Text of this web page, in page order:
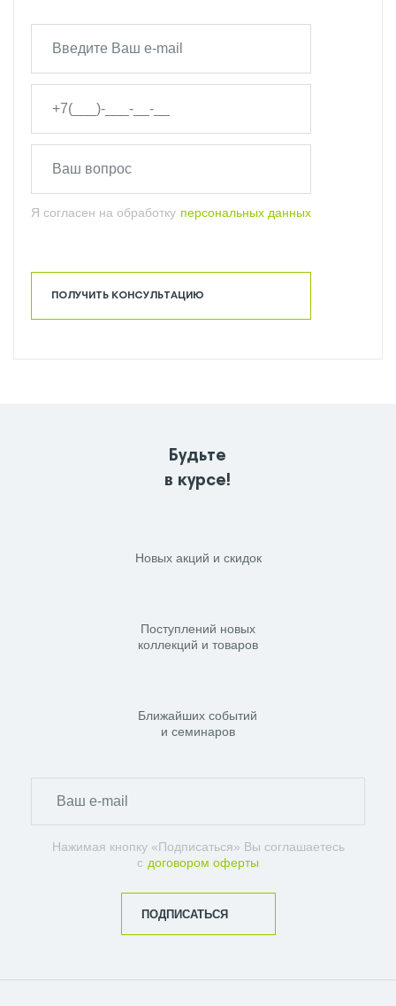
Я согласен на обработку персональных данных
ПОЛУЧИТЬ КОНСУЛЬТАЦИЮ
Будьте
в курсе!
Новых акций и скидок
Поступлений новых
коллекций и товаров
Ближайших событий
и семинаров
Нажимая кнопку «Подписаться» Вы соглашаетесь
с договором оферты
ПОДПИСАТЬСЯ